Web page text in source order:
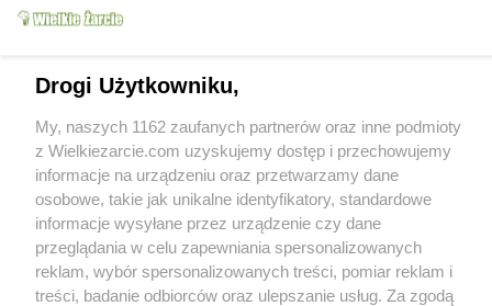
Prosta i pyszna sałatka
śledziowa pana Kazia
Placek Princessa
35k 216 17
chmurki
Koperkowo - ogórkowa
sałatka
8.6k 47
chmurki
Drogi Użytkowniku,
My, naszych 1162 zaufanych partnerów oraz inne podmioty
z Wielkiezarcie.com uzyskujemy dostęp i przechowujemy
informacje na urządzeniu oraz przetwarzamy dane
osobowe, takie jak unikalne identyfikatory, standardowe
informacje wysyłane przez urządzenie czy dane
przeglądania w celu zapewniania spersonalizowanych
reklam, wybór spersonalizowanych treści, pomiar reklam i
treści, badanie odbiorców oraz ulepszanie usług. Za zgodą